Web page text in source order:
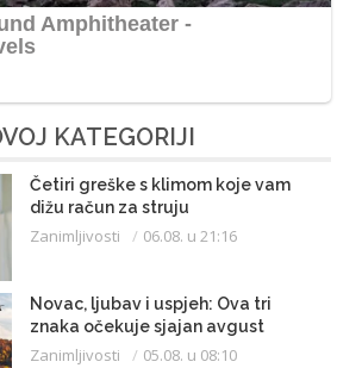
KATEGORIJI
Četiri greške s klimom koje vam
dižu račun za struju
Zanimljivosti 06.08. u 21:16
Novac, ljubav i uspjeh: Ova tri
znaka očekuje sjajan avgust
Zanimljivosti 05.08. u 08:10